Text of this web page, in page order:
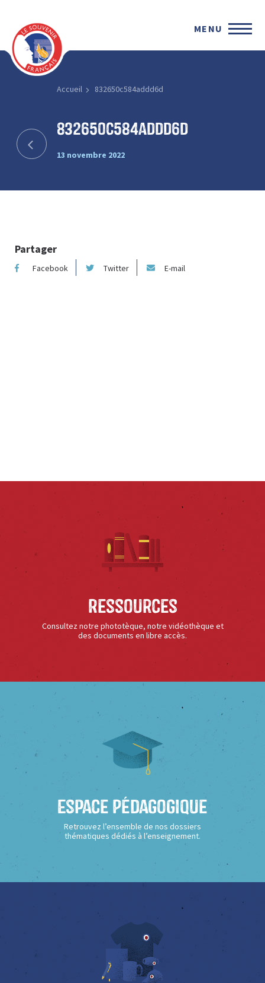
MENU
Accueil 832650c584addd6d
832650c584addd6d
13 novembre 2022
Partager
Facebook Twitter E-mail
Ressources
Consultez notre phototèque, notre vidéothèque et
des documents en libre accès.
Espace Pédagogique
Retrouvez l’ensemble de nos dossiers
thématiques dédiés à l’enseignement.